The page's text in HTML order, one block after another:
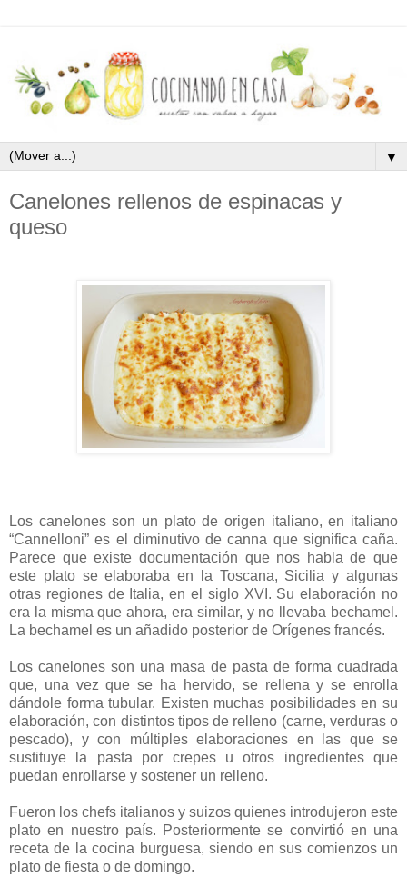
▼
Canelones rellenos de espinacas y
queso
Los canelones son un plato de origen italiano, en italiano
“Cannelloni” es el diminutivo de canna que significa caña.
Parece que existe documentación que nos habla de que
este plato se elaboraba en la Toscana, Sicilia y algunas
otras regiones de Italia, en el siglo XVI. Su elaboración no
era la misma que ahora, era similar, y no llevaba bechamel.
La bechamel es un añadido posterior de Orígenes francés.
Los canelones son una masa de pasta de forma cuadrada
que, una vez que se ha hervido, se rellena y se enrolla
dándole forma tubular. Existen muchas posibilidades en su
elaboración, con distintos tipos de relleno (carne, verduras o
pescado), y con múltiples elaboraciones en las que se
sustituye la pasta por crepes u otros ingredientes que
puedan enrollarse y sostener un relleno.
Fueron los chefs italianos y suizos quienes introdujeron este
plato en nuestro país. Posteriormente se convirtió en una
receta de la cocina burguesa, siendo en sus comienzos un
plato de fiesta o de domingo.